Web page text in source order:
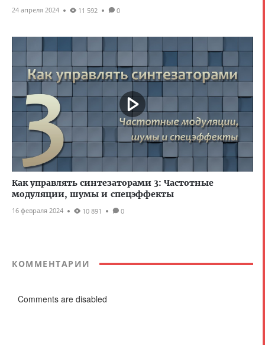
24 апреля 2024 11 592 0
Как управлять синтезаторами 3: Частотные
модуляции, шумы и спецэффекты
16 февраля 2024 10 891 0
КОММЕНТАРИИ
Comments are disabled